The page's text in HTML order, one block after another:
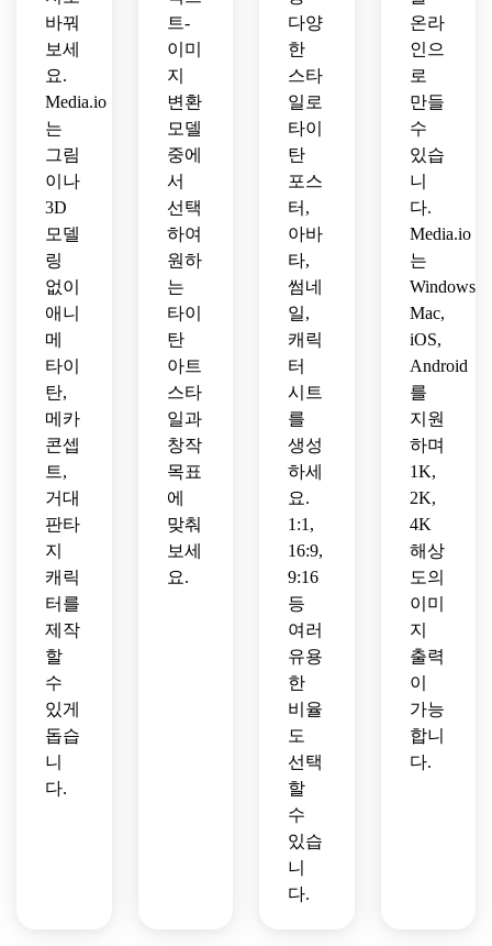
바꿔
보세
요.
Media.io
는
그림
이나
3D
모델
링
없이
애니
메
타이
탄,
메카
콘셉
트,
거대
판타
지
캐릭
터를
제작
할
수
있게
돕습
니
다.
트-
이미
지
변환
모델
중에
서
선택
하여
원하
는
타이
탄
아트
스타
일과
창작
목표
에
맞춰
보세
요.
다양
한
스타
일로
타이
탄
포스
터,
아바
타,
썸네
일,
캐릭
터
시트
를
생성
하세
요.
1:1,
16:9,
9:16
등
여러
유용
한
비율
도
선택
할
수
있습
니
다.
온라
인으
로
만들
수
있습
니
다.
Media.io
는
Windows,
Mac,
iOS,
Android
를
지원
하며
1K,
2K,
4K
해상
도의
이미
지
출력
이
가능
합니
다.